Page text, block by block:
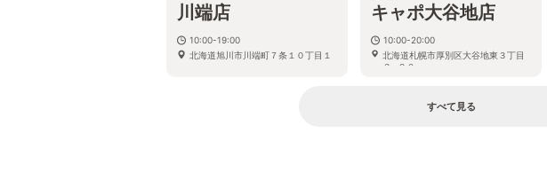
川端店
10:00-19:00
北海道旭川市川端町７条１０丁目１
キャポ大谷地店
10:00-20:00
北海道札幌市厚別区大谷地東３丁目
３−２０
すべて見る